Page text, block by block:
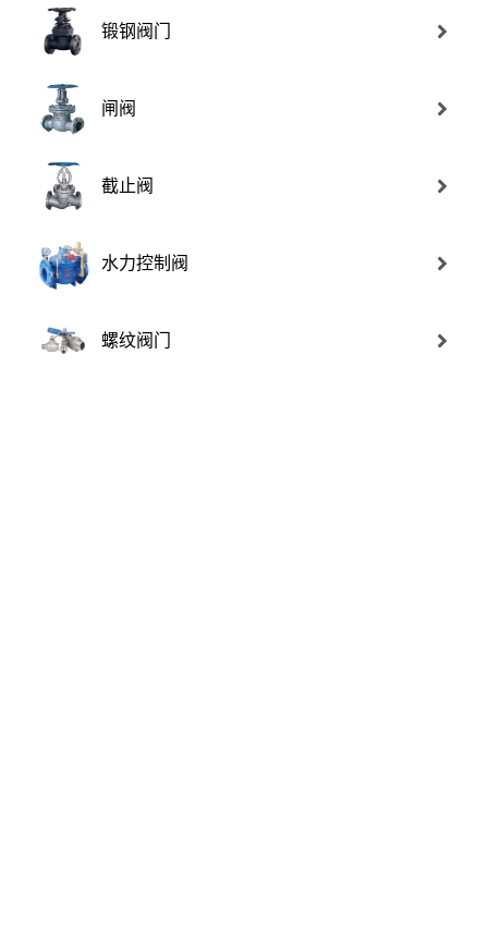
锻钢阀门
闸阀
截止阀
水力控制阀
螺纹阀门